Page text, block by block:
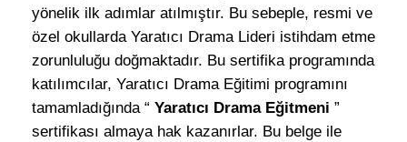
yönelik ilk adımlar atılmıştır. Bu sebeple, resmi ve
özel okullarda Yaratıcı Drama Lideri istihdam etme
zorunluluğu doğmaktadır. Bu sertifika programında
katılımcılar, Yaratıcı Drama Eğitimi programını
tamamladığında “ Yaratıcı Drama Eğitmeni ”
sertifikası almaya hak kazanırlar. Bu belge ile